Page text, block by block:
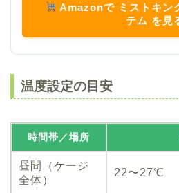
Amazonで ミストキン
テム を見
温度設定の目安
時間帯／場所
昼間（ケージ
全体）
22〜27℃